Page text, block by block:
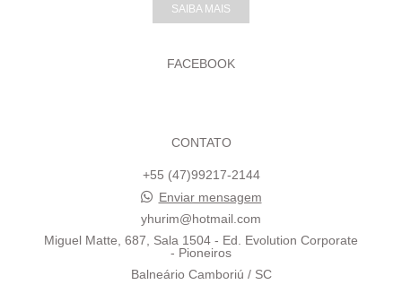
SAIBA MAIS
FACEBOOK
CONTATO
+55 (47)99217-2144
Enviar mensagem
yhurim@hotmail.com
Miguel Matte, 687, Sala 1504 - Ed. Evolution Corporate
- Pioneiros
Balneário Camboriú / SC